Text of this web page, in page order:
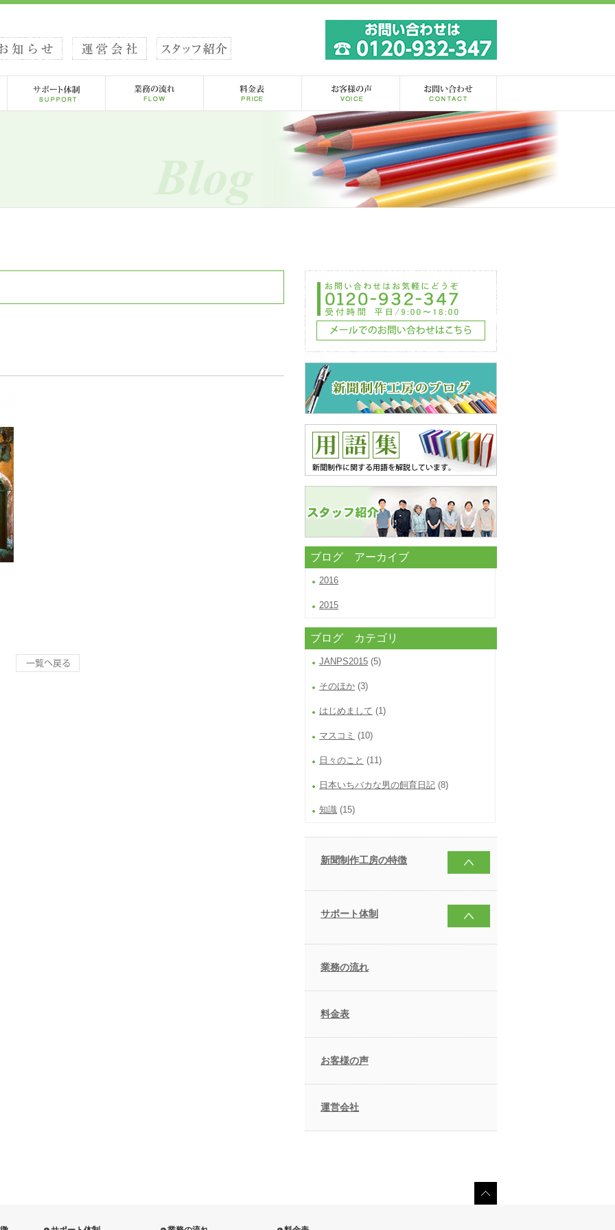
ブログ アーカイブ
2016
2015
ブログ カテゴリ
JANPS2015 (5)
そのほか (3)
はじめまして (1)
マスコミ (10)
日々のこと (11)
日本いちバカな男の飼育日記 (8)
知識 (15)
新聞制作工房の特徴
サポート体制
業務の流れ
料金表
お客様の声
運営会社